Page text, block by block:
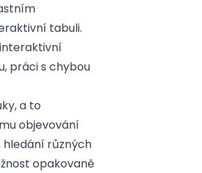
tabuli.
práci s chybou
a to
objevování
hledání různých
opakovaně